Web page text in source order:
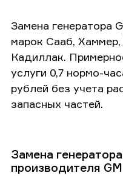
Замена генератора
марок Сааб,
Кадиллак.
услуги 0,7 нормо-
рублей без учета
запасных частей.
Замена
производителя GM